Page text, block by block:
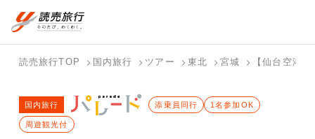
国内旅行トップ
バスツアー
を探す
個人旅行
（ブーケ）を探す
ら探す
海外旅行トップ
海外特集か
ら探す
テーマから
探す
す
読売旅行TOP 国内旅行 ツアー 東北 宮城 【仙台空港発
国内旅行 添乗員同行 1名参加OK
周遊観光付